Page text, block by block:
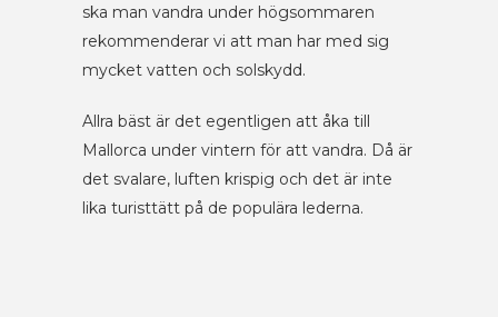
ska man vandra under högsommaren
rekommenderar vi att man har med sig
mycket vatten och solskydd.
Allra bäst är det egentligen att åka till
Mallorca under vintern för att vandra. Då är
det svalare, luften krispig och det är inte
lika turisttätt på de populära lederna.